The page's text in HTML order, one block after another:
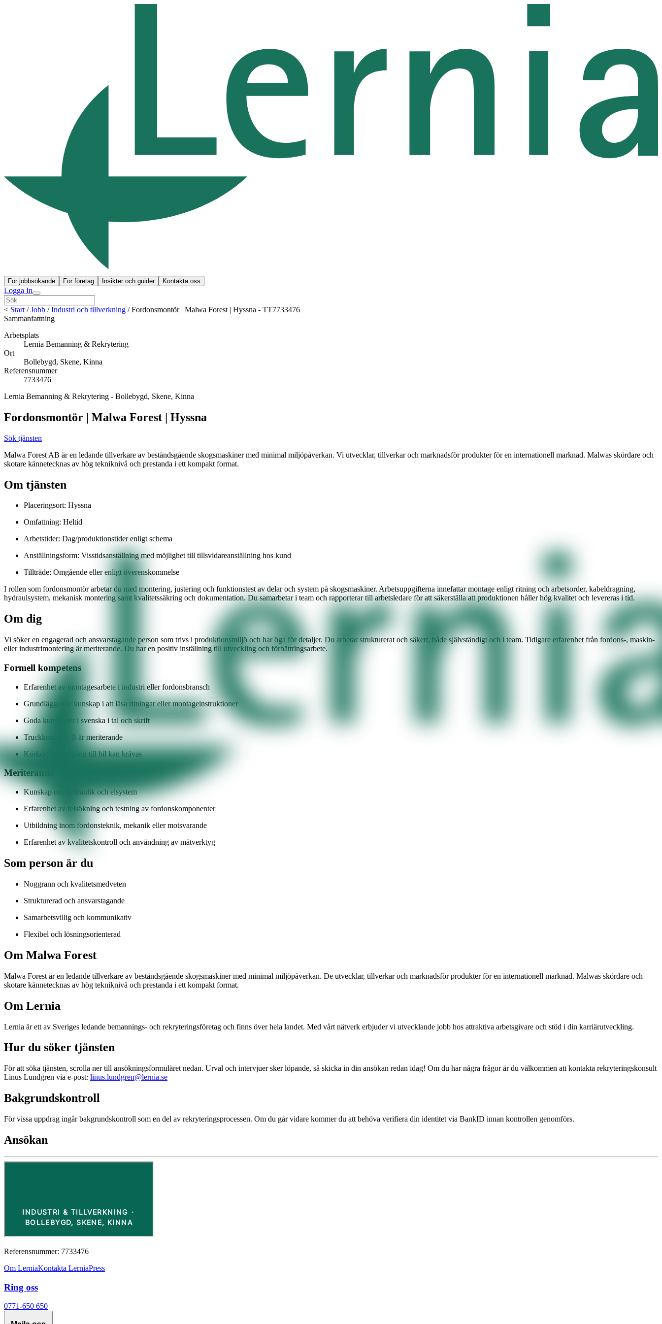
För jobbsökande För företag Insikter och guider Kontakta oss
Logga In
< Start /Jobb /Industri och tillverkning /Fordonsmontör | Malwa Forest | Hyssna - TT7733476
Sammanfattning
Arbetsplats
Lernia Bemanning & Rekrytering
Ort
Bollebygd, Skene, Kinna
Referensnummer
7733476
Lernia Bemanning & Rekrytering - Bollebygd, Skene, Kinna
Fordonsmontör | Malwa Forest | Hyssna
Sök tjänsten
Malwa Forest AB är en ledande tillverkare av beståndsgående skogsmaskiner med minimal miljöpåverkan. Vi utvecklar, tillverkar och marknadsför produkter för en internationell marknad. Malwas skördare och
skotare kännetecknas av hög tekniknivå och prestanda i ett kompakt format.
Om tjänsten
Placeringsort: Hyssna
Omfattning: Heltid
Arbetstider: Dag/produktionstider enligt schema
Anställningsform: Visstidsanställning med möjlighet till tillsvidareanställning hos kund
Tillträde: Omgående eller enligt överenskommelse
I rollen som fordonsmontör arbetar du med montering, justering och funktionstest av delar och system på skogsmaskiner. Arbetsuppgifterna innefattar montage enligt ritning och arbetsorder, kabeldragning,
hydraulsystem, mekanisk montering samt kvalitetssäkring och dokumentation. Du samarbetar i team och rapporterar till arbetsledare för att säkerställa att produktionen håller hög kvalitet och levereras i tid.
Om dig
Vi söker en engagerad och ansvarstagande person som trivs i produktionsmiljö och har öga för detaljer. Du arbetar strukturerat och säkert, både självständigt och i team. Tidigare erfarenhet från fordons-, maskin-
eller industrimontering är meriterande. Du har en positiv inställning till utveckling och förbättringsarbete.
Formell kompetens
Erfarenhet av montagesarbete i industri eller fordonsbransch
Grundläggande kunskap i att läsa ritningar eller montageinstruktioner
Goda kunskaper i svenska i tal och skrift
Truckkort A & B är meriterande
Körkort och tillgång till bil kan krävas
Meriterande
Kunskap om hydraulik och elsystem
Erfarenhet av felsökning och testning av fordonskomponenter
Utbildning inom fordonsteknik, mekanik eller motsvarande
Erfarenhet av kvalitetskontroll och användning av mätverktyg
Som person är du
Noggrann och kvalitetsmedveten
Strukturerad och ansvarstagande
Samarbetsvillig och kommunikativ
Flexibel och lösningsorienterad
Om Malwa Forest
Malwa Forest är en ledande tillverkare av beståndsgående skogsmaskiner med minimal miljöpåverkan. De utvecklar, tillverkar och marknadsför produkter för en internationell marknad. Malwas skördare och
skotare kännetecknas av hög tekniknivå och prestanda i ett kompakt format.
Om Lernia
Lernia är ett av Sveriges ledande bemannings- och rekryteringsföretag och finns över hela landet. Med vårt nätverk erbjuder vi utvecklande jobb hos attraktiva arbetsgivare och stöd i din karriärutveckling.
Hur du söker tjänsten
För att söka tjänsten, scrolla ner till ansökningsformuläret nedan. Urval och intervjuer sker löpande, så skicka in din ansökan redan idag! Om du har några frågor är du välkommen att kontakta rekryteringskonsult
Linus Lundgren via e-post: linus.lundgren@lernia.se
Bakgrundskontroll
För vissa uppdrag ingår bakgrundskontroll som en del av rekryteringsprocessen. Om du går vidare kommer du att behöva verifiera din identitet via BankID innan kontrollen genomförs.
Ansökan
Referensnummer: 7733476
Om LerniaKontakta LerniaPress
Ring oss
0771-650 650